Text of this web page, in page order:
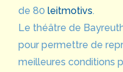
de 80 leitmotivs.
Le théâtre de
pour permettre de
meilleures conditions